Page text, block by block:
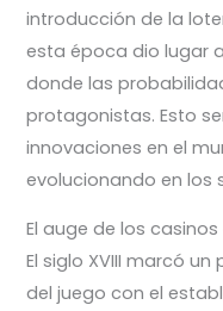
introducción de la
esta época dio lugar
donde las
protagonistas. Esto
innovaciones en el
evolucionando en los
El auge de los casinos
El siglo XVIII marcó
del juego con el